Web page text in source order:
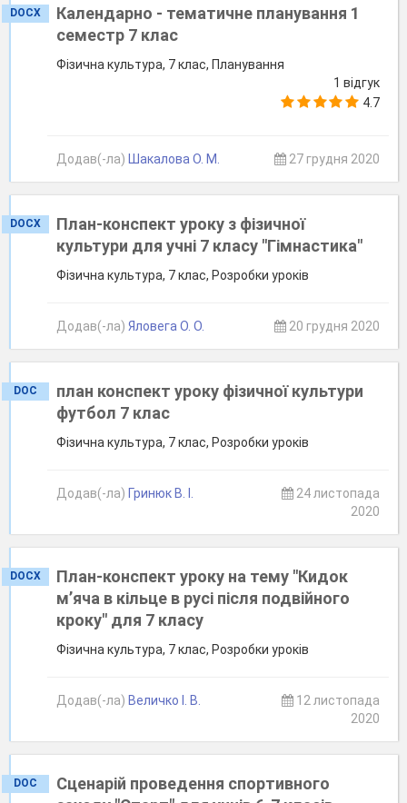
DOCX
Календарно - тематичне планування 1
семестр 7 клас
Фізична культура, 7 клас, Планування
1 відгук
4.7
Додав(-ла) Шакалова О. М. 27 грудня 2020
DOCX
План-конспект уроку з фізичної
культури для учні 7 класу "Гімнастика"
Фізична культура, 7 клас, Розробки уроків
Додав(-ла) Яловега О. О. 20 грудня 2020
DOC
план конспект уроку фізичної культури
футбол 7 клас
Фізична культура, 7 клас, Розробки уроків
Додав(-ла) Гринюк В. І.
24 листопада
2020
DOCX
План-конспект уроку на тему "Кидок
м’яча в кільце в русі після подвійного
кроку" для 7 класу
Фізична культура, 7 клас, Розробки уроків
Додав(-ла) Величко І. В.
12 листопада
2020
DOC
Сценарій проведення спортивного